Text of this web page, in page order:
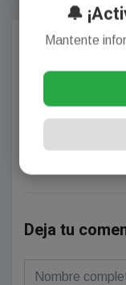
Deja tu
🔔
Mantente